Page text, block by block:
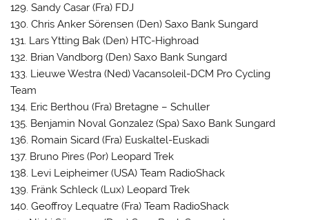
129. Sandy Casar (Fra) FDJ
130. Chris Anker Sörensen (Den) Saxo Bank Sungard
131. Lars Ytting Bak (Den) HTC-Highroad
132. Brian Vandborg (Den) Saxo Bank Sungard
133. Lieuwe Westra (Ned) Vacansoleil-DCM Pro Cycling
Team
134. Eric Berthou (Fra) Bretagne – Schuller
135. Benjamin Noval Gonzalez (Spa) Saxo Bank Sungard
136. Romain Sicard (Fra) Euskaltel-Euskadi
137. Bruno Pires (Por) Leopard Trek
138. Levi Leipheimer (USA) Team RadioShack
139. Fränk Schleck (Lux) Leopard Trek
140. Geoffroy Lequatre (Fra) Team RadioShack